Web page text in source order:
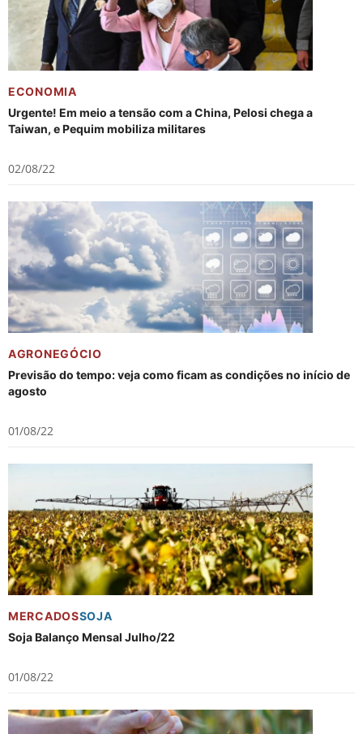
ECONOMIA
Urgente! Em meio a tensão com a China, Pelosi chega a
Taiwan, e Pequim mobiliza militares
02/08/22
AGRONEGÓCIO
Previsão do tempo: veja como ficam as condições no início de
agosto
01/08/22
MERCADOSSOJA
Soja Balanço Mensal Julho/22
01/08/22